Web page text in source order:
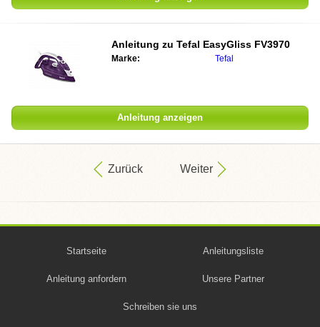
Anleitung zu Tefal EasyGliss FV3970
Marke: Tefal
Anleitung anzeigen
Zurück Weiter
Startseite Anleitungsliste
Anleitung anfordern Unsere Partner
Schreiben sie uns